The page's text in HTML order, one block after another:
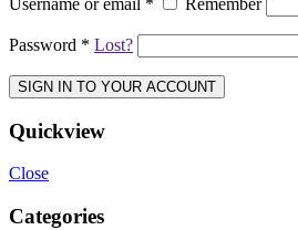
Username or email * Remember
Password * Lost?
SIGN IN TO YOUR ACCOUNT
Quickview
Close
Categories